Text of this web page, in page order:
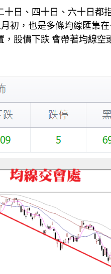
日、四十日、六十日都
初，也是多條均線匯集
股價下跌 會帶著均線